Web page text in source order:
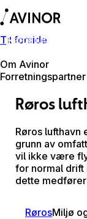
Til forside
Om Avinor
Forretningspartner
Røros lufthamn
Røros
Røros lufthavn
grunn av
vil ikke være
for normal drift
dette
RørosMiljø